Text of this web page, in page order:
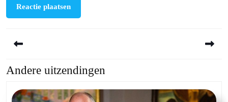
Previous
Andere uitzendingen